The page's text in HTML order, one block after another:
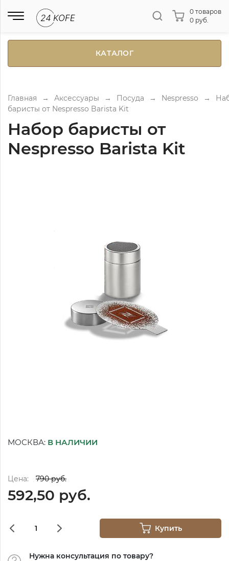
0 товаров
0 руб.
КАТАЛОГ
Главная → Аксессуары → Посуда → Nespresso →
баристы от Nespresso Barista Kit
Набор баристы от
Nespresso Barista Kit
МОСКВА: В НАЛИЧИИ
Цена: 790 руб.
592,50 руб.
Купить
Нужна консультация по товару?